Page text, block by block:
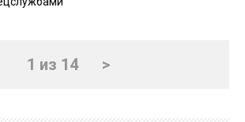
1 из 14 >